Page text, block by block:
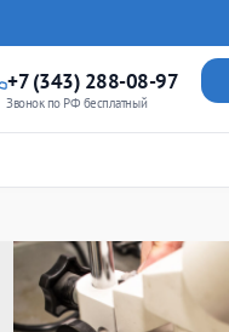
+7 (343) 288-08-97
Звонок по РФ бесплатный